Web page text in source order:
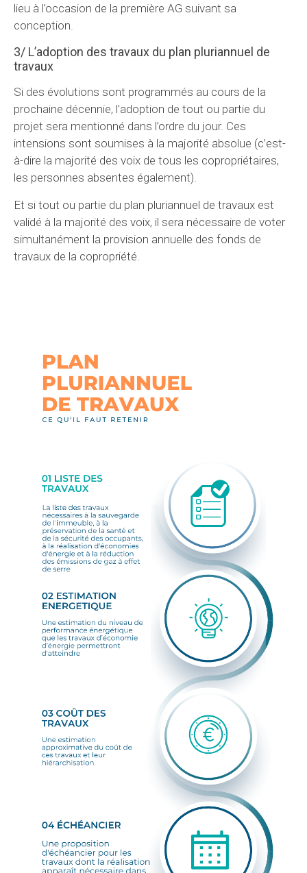
lieu à l’occasion de la première AG suivant sa
conception.
3/ L’adoption des travaux du plan pluriannuel de
travaux
Si des évolutions sont programmés au cours de la
prochaine décennie, l’adoption de tout ou partie du
projet sera mentionné dans l’ordre du jour. Ces
intensions sont soumises à la majorité absolue (c’est-
à-dire la majorité des voix de tous les copropriétaires,
les personnes absentes également).
Et si tout ou partie du plan pluriannuel de travaux est
validé à la majorité des voix, il sera nécessaire de voter
simultanément la provision annuelle des fonds de
travaux de la copropriété.